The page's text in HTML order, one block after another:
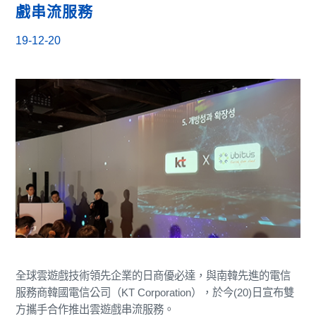
戲串流服務
19-12-20
全球雲遊戲技術領先企業的日商優必達，與南韓先進的電信
服務商韓國電信公司（KT Corporation），於今(20)日宣布雙
方攜手合作推出雲遊戲串流服務。